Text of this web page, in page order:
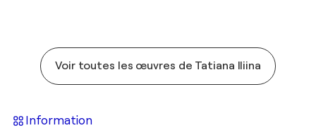
Voir toutes les œuvres de Tatiana Iliina
Information